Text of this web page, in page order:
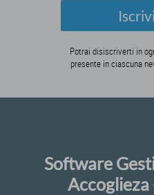
Potrai disiscriverti in
presente in ciascuna
Software